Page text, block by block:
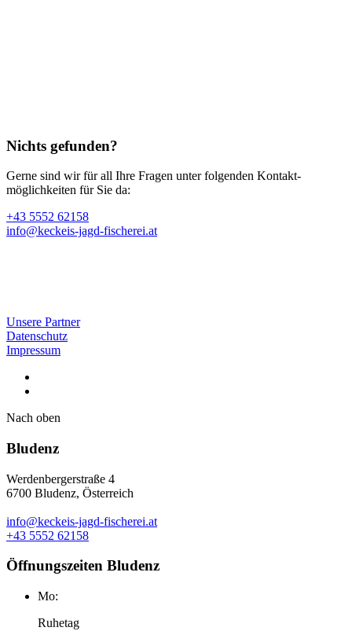
Nichts gefunden?
Gerne sind wir für all Ihre Fragen unter folgenden Kontakt­
möglichkeiten für Sie da:
+43 5552 62158
info@keckeis-jagd-fischerei.at
Unsere Partner
Datenschutz
Impressum
Nach oben
Bludenz
Werdenbergerstraße 4
6700 Bludenz, Österreich
info@keckeis-jagd-fischerei.at
+43 5552 62158
Öffnungszeiten Bludenz
Mo:
Ruhetag